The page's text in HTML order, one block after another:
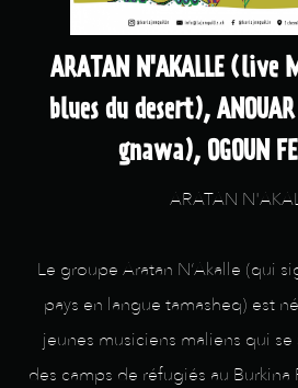
ARATAN N'AKALLE
blues du desert),
gnawa), OGOUN
ARATAN
Le groupe Aratan N‘Akalle (qui
pays en langue tamasheq) est
jeunes musiciens maliens qui
des camps de réfugiés au Burkina